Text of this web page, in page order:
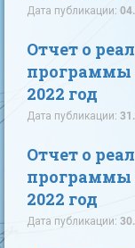
Дата публикации:
Отчет о
программы
2022 год
Дата публикации:
Отчет о
программы
2022 год
Дата публикации: